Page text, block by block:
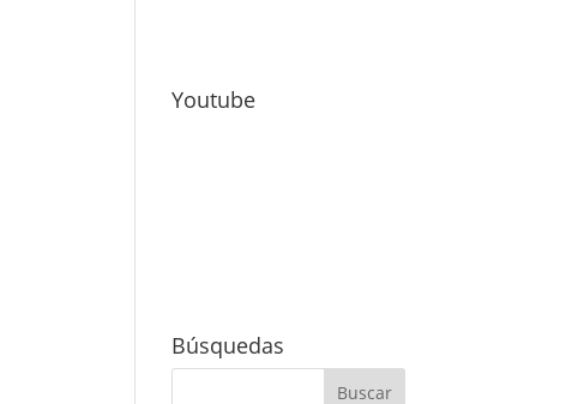
Youtube
Búsquedas